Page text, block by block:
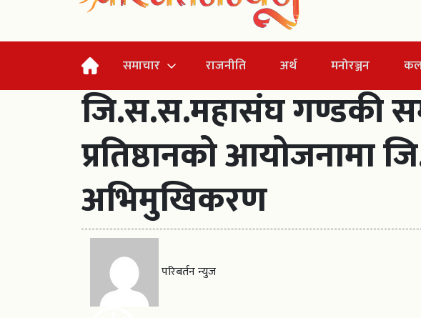
समाचार राजनीति अर्थ मनोरञ्जन
जि.स.स.महासंघ गण्डकी
प्रतिष्ठानको आयोजनामा
अभिमुखिकरण
परिबर्तन न्युज